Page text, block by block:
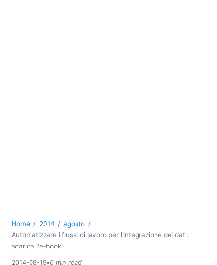
Home 2014
agosto
Automatizzare i flussi di lavoro per l'integrazione dei dati:
scarica l'e-book
2014-08-19•6 min read